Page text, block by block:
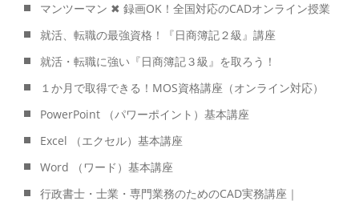
マンツーマン ✖ 録画OK！全国対応のCADオンライン授業
就活、転職の最強資格！『日商簿記２級』講座
就活・転職に強い『日商簿記３級』を取ろう！
１か月で取得できる！MOS資格講座（オンライン対応）
PowerPoint （パワーポイント）基本講座
Excel （エクセル）基本講座
Word （ワード）基本講座
行政書士・士業・専門業務のためのCAD実務講座｜